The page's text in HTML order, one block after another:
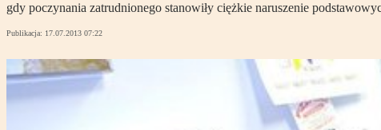
gdy poczynania zatrudnionego stanowiły ciężkie naruszenie
Publikacja: 17.07.2013 07:22